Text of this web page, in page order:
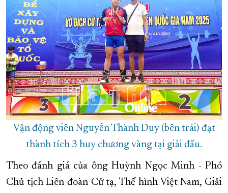
Vận động viên Nguyễn Thành Duy (bên trái) đạt
thành tích 3 huy chương vàng tại giải đấu.
Theo đánh giá của ông Huỳnh Ngọc Minh - Phó
Chủ tịch Liên đoàn Cử tạ, Thể hình Việt Nam, Giải